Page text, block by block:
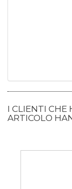
I CLIENTI CHE
ARTICOLO